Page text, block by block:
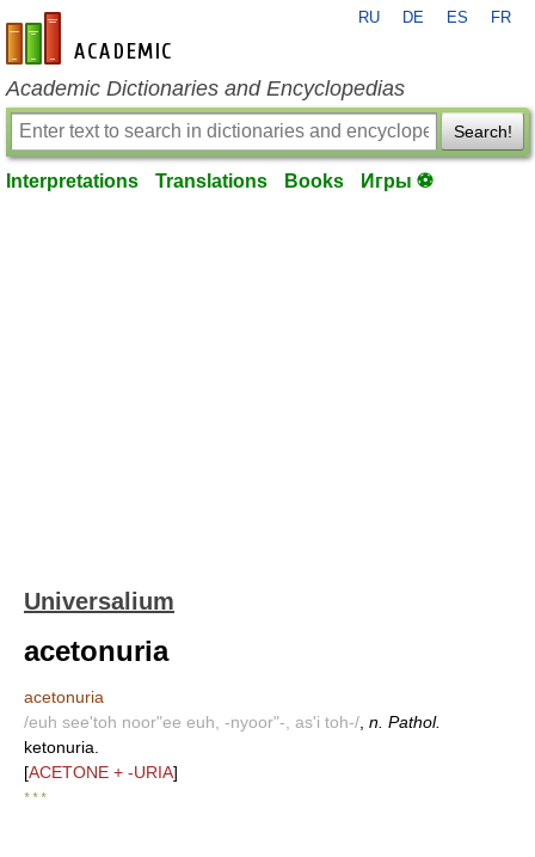
en-academic.com
RU DE ES FR
Academic Dictionaries and Encyclopedias
Search!
Interpretations Translations Books Игры ⚽
Universalium
acetonuria
acetonuria
/euh see'toh noor"ee euh, -nyoor"-, as'i toh-/ n. Pathol.
ketonuria.
[ACETONE + -URIA]
* * *